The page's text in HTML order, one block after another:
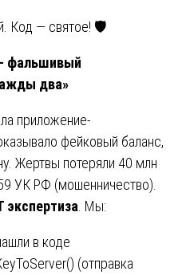
Код — святое! 🛡️
фальшивый
два»
приложение-
фейковый баланс,
Жертвы потеряли 40 млн
УК РФ (мошенничество).
экспертиза . Мы:
в коде
(отправка